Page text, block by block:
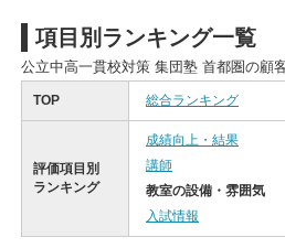
項目別ランキング一覧
公立中高一貫校対策 集団塾 首都圏の顧
TOP 総合ランキング
評価項目別
ランキング
成績向上・結果
講師
教室の設備・雰囲気
入試情報